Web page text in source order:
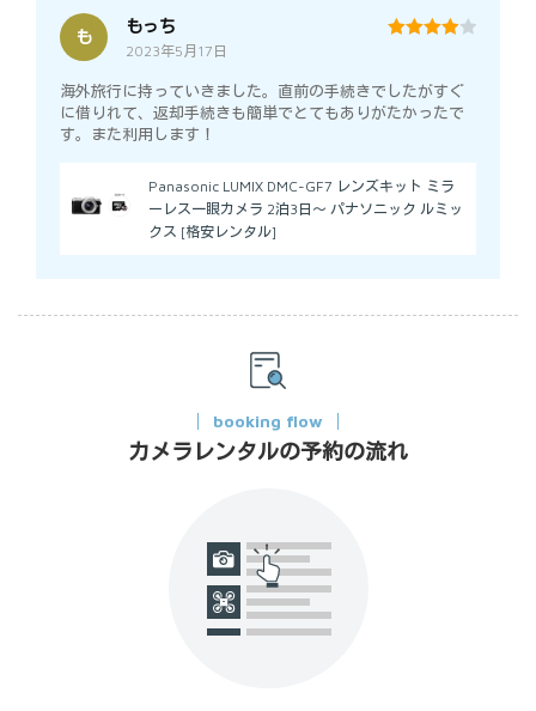
も
もっち
2023年5月17日
海外旅行に持っていきました。直前の手続きでしたがすぐ
に借りれて、返却手続きも簡単でとてもありがたかったで
す。また利用します！
Panasonic LUMIX DMC-GF7 レンズキット ミラ
ーレス一眼カメラ 2泊3日～ パナソニック ルミッ
クス [格安レンタル]
booking flow
カメラレンタルの予約の流れ